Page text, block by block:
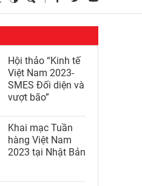
Hội thảo “Kinh tế
Việt Nam 2023-
SMES Đối diện và
vượt bão”
Khai mạc Tuần
hàng Việt Nam
2023 tại Nhật Bản